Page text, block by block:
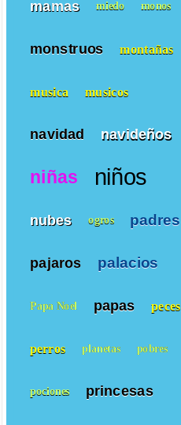
mamas miedo monos
monstruos montañas
musica musicos
navidad navideños
niñas niños
nubes ogros padres
pajaros palacios
Papa Noel papas peces
perros planetas pobres
pociones princesas